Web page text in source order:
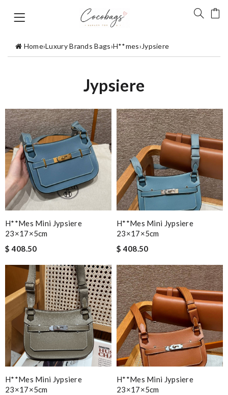
Home›Luxury Brands Bags›H**mes›Jypsiere
Jypsiere
H**mes Mini Jypsiere
23×17×5cm
$ 408.50
H**mes Mini Jypsiere
23×17×5cm
$ 408.50
H**mes Mini Jypsiere
23×17×5cm
H**mes Mini Jypsiere
23×17×5cm